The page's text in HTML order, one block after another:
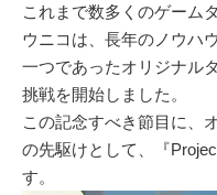
これまで数多くのゲーム
ウニコは、長年のノウハ
一つであったオリジナル
挑戦を開始しました。
この記念すべき節目に、
の先駆けとして、『
す。